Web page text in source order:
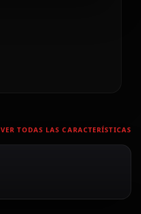
VER TODAS LAS CARACTERÍSTICAS